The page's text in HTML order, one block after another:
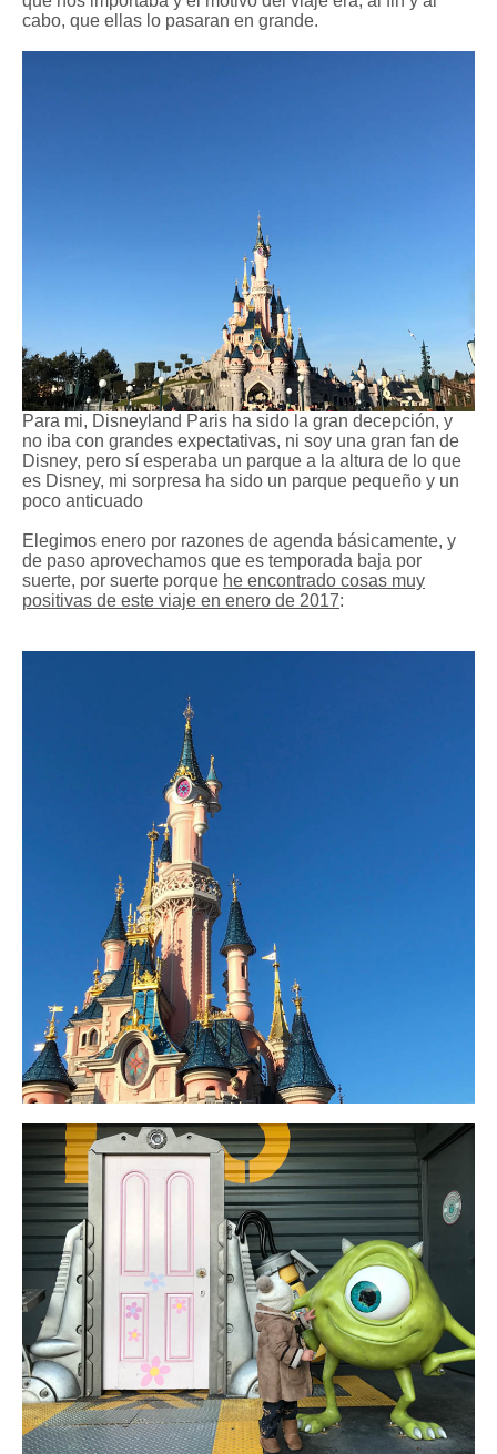
cabo, que ellas lo pasaran en grande.
Para mi, Disneyland Paris ha sido la gran decepción, y
no iba con grandes expectativas, ni soy una gran fan de
Disney, pero sí esperaba un parque a la altura de lo que
es Disney, mi sorpresa ha sido un parque pequeño y un
poco anticuado
Elegimos enero por razones de agenda básicamente, y
de paso aprovechamos que es temporada baja por
suerte, por suerte porque he encontrado cosas muy
positivas de este viaje en enero de 2017: